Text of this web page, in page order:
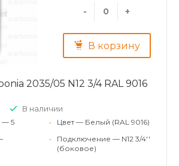
- +
В корзину
2035/05 N12 3/4 RAL 9016
В наличии
— 5
•
Цвет — Белый (RAL 9016)
•
Подключение — N12 3/4''
(боковое)